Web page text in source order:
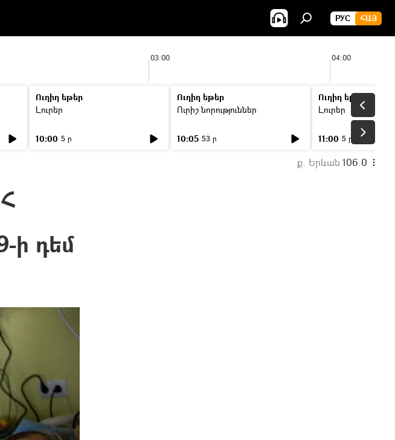
РУС ՀԱՅ
03:00 04:00
Ուղիղ եթեր
Լուրեր
10:00 5 ր
Ուղիղ եթեր
Ուրիշ նորություններ
10:05 53 ր
Ուղիղ եթեր
Լուրեր
11:00 5 ր
ք. Երևան 106.0
ի դեմ